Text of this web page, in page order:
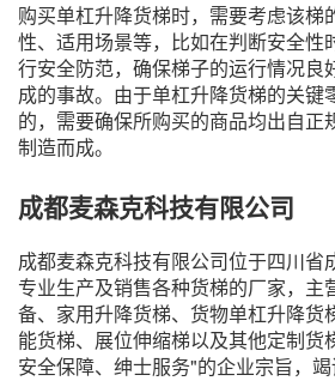
购买单杠升降货梯时，需要考虑该梯
性、适用场景等，比如在判断安全性
行安全防范，确保梯子的运行情况良
成的事故。由于单杠升降货梯的关键
的，需要确保所购买的商品均出自正
制造而成。
成都麦森克科技有限公司
成都麦森克科技有限公司位于四川省
专业生产及销售各种货梯的厂家，主
备、家用升降货梯、货物单杠升降货
能货梯、展位伸缩梯以及其他定制货
安全保障、绅士服务"的企业宗旨，竭